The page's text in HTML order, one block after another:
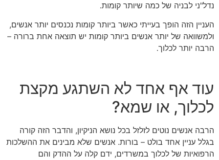
נדל"ני לבניה של כמה שיותר קומות.
העניין הזה הופך בעייתי כאשר ביותר קומות נכנסים יותר אנשים,
ולמשוואה של יותר אנשים ביותר קומות יש תוצאה אחת ברורה –
הרבה יותר לכלוך.
עוד אף אחד לא השתגע מקצת
לכלוך, או שמא?
הרבה אנשים נוטים לזלזל בכל נושא הניקיון, והדבר הזה קורה
בגלל עניין אחד בולט – בורות. אנשים שלא מבינים את ההשלכות
הרפואיות של לכלוך במשרדים, ידם קלה על ההדק והם